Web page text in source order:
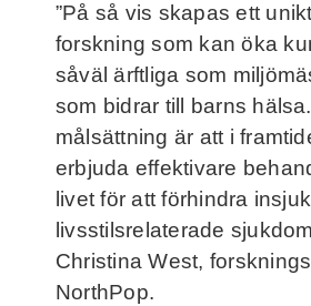
”På så vis skapas ett
forskning som kan öka
såväl ärftliga som
som bidrar till barns
målsättning är att i
erbjuda effektivare
livet för att förhindra
livsstilsrelaterade
Christina West,
NorthPop.